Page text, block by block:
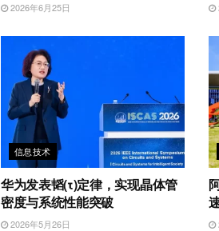
2026年6月25日
信息技术
华为发表韬(τ)定律，实现晶体管
密度与系统性能突破
2026年5月26日